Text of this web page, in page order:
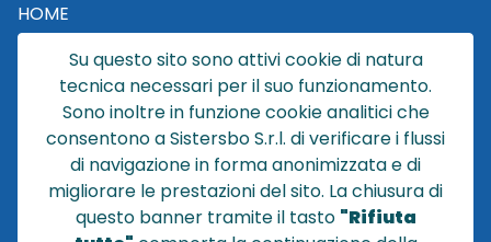
HOME
CATALOGO
CHI SIAMO
NEWS
CONTATTACI
CONDIZIONI DI VENDITA
POLICY PRIVACY
NOTE LEGALI
Su questo sito sono attivi cookie di natura
tecnica necessari per il suo funzionamento.
Sono inoltre in funzione cookie analitici che
consentono a Sistersbo S.r.l. di verificare i flussi
di navigazione in forma anonimizzata e di
migliorare le prestazioni del sito. La chiusura di
questo banner tramite il tasto "Rifiuta